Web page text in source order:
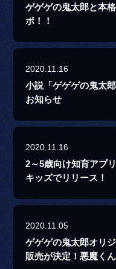
ゲゲゲの鬼太郎と本
ボ！！
2020.11.16
小説「ゲゲゲの鬼太
お知らせ
2020.11.16
2～5歳向け知育アプ
キッズでリリース！
2020.11.05
ゲゲゲの鬼太郎オリ
販売が決定！悪魔く